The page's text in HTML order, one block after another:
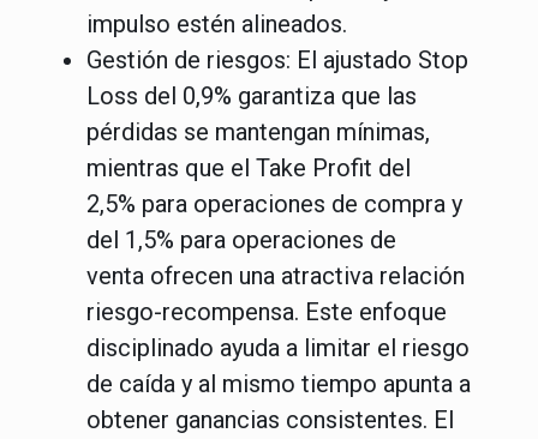
impulso estén alineados.
Gestión de riesgos: El ajustado Stop
Loss del 0,9% garantiza que las
pérdidas se mantengan mínimas,
mientras que el Take Profit del
2,5% para operaciones de compra y
del 1,5% para operaciones de
venta ofrecen una atractiva relación
riesgo-recompensa. Este enfoque
disciplinado ayuda a limitar el riesgo
de caída y al mismo tiempo apunta a
obtener ganancias consistentes. El